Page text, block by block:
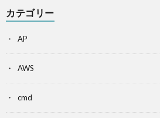
カテゴリー
AP
AWS
cmd